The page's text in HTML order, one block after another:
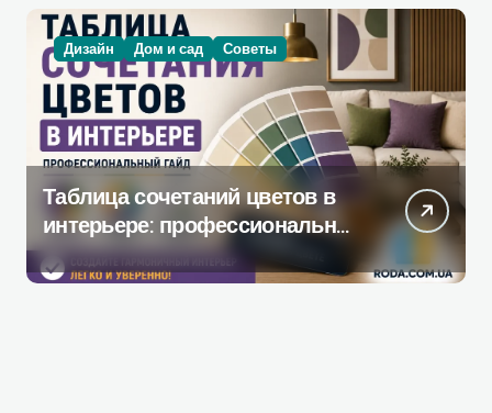
Дизайн Дом и сад Советы
Таблица сочетаний цветов в
интерьере: профессиональное
руководство по созданию
гармоничной палитры